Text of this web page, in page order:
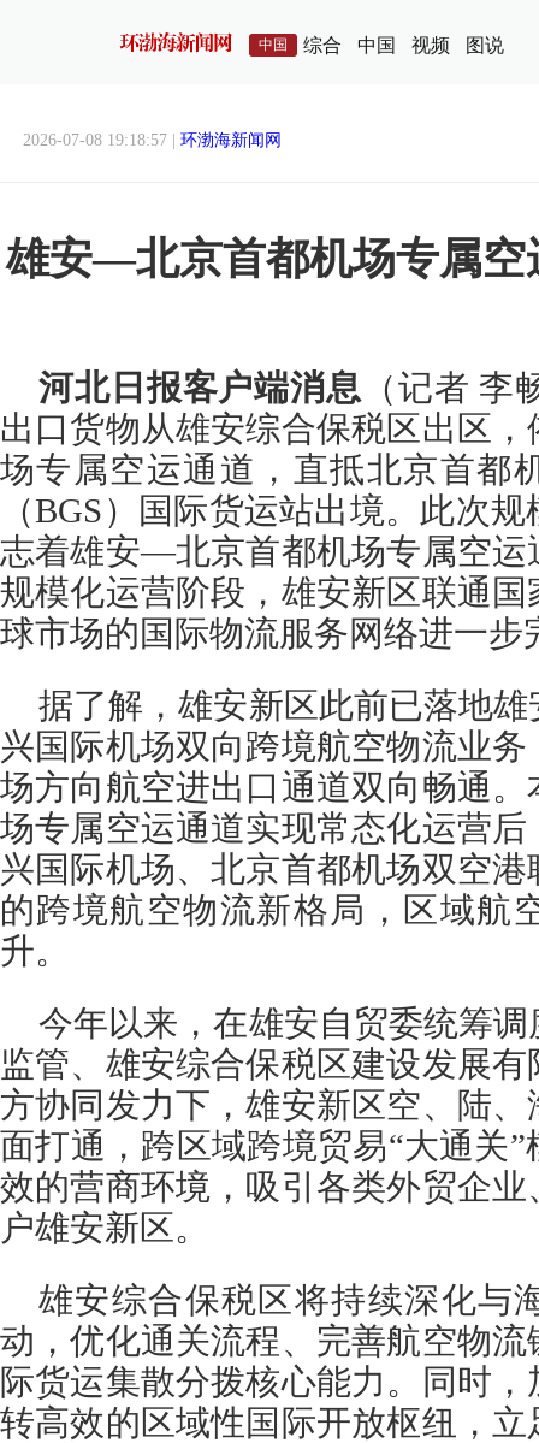
中国 综合 中国 视频 图说
2026-07-08 19:18:57 | 环渤海新闻网
雄安—北京首都机场专属空
河北日报客户端消息 （记者 李
出口货物从雄安综合保税区出区
场专属空运通道，直抵北京首都
（BGS）国际货运站出境。此次
志着雄安—北京首都机场专属空运
规模化运营阶段，雄安新区联通
球市场的国际物流服务网络进一步
据了解，雄安新区此前已落地
兴国际机场双向跨境航空物流业
场方向航空进出口通道双向畅通
场专属空运通道实现常态化运营
兴国际机场、北京首都机场双空
的跨境航空物流新格局，区域航
升。
今年以来，在雄安自贸委统筹
监管、雄安综合保税区建设发展
方协同发力下，雄安新区空、陆
面打通，跨区域跨境贸易“大通关
效的营商环境，吸引各类外贸企
户雄安新区。
雄安综合保税区将持续深化与
动，优化通关流程、完善航空物
际货运集散分拨核心能力。同时
转高效的区域性国际开放枢纽，